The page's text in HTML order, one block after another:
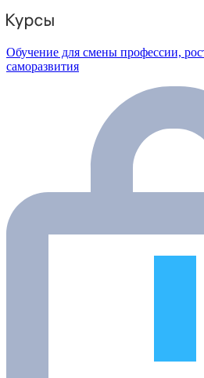
Обучение для смены профессии,
саморазвития